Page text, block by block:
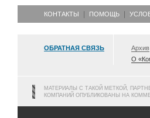
КОНТАКТЫ ПОМОЩЬ
ОБРАТНАЯ СВЯЗЬ Архив
О
МАТЕРИАЛЫ С ТАКОЙ МЕТКОЙ,
КОМПАНИЙ ОПУБЛИКОВАНЫ НА